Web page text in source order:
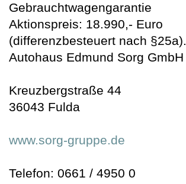
Gebrauchtwagengarantie
Aktionspreis: 18.990,- Euro
(differenzbesteuert nach §25a).
Autohaus Edmund Sorg GmbH
Kreuzbergstraße 44
36043 Fulda
www.sorg-gruppe.de
Telefon: 0661 / 4950 0